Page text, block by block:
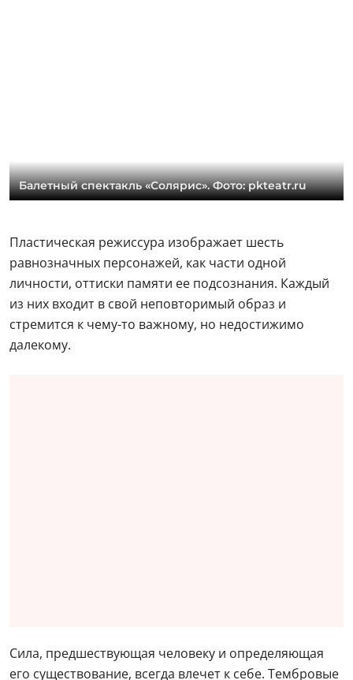
Балетный спектакль «Солярис». Фото: pkteatr.ru
Пластическая режиссура изображает шесть
равнозначных персонажей, как части одной
личности, оттиски памяти ее подсознания. Каждый
из них входит в свой неповторимый образ и
стремится к чему-то важному, но недостижимо
далекому.
Сила, предшествующая человеку и определяющая
его существование, всегда влечет к себе. Тембровые